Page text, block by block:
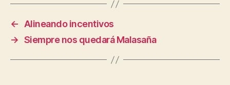
←
Alineando incentivos
→ Siempre nos quedará Malasaña